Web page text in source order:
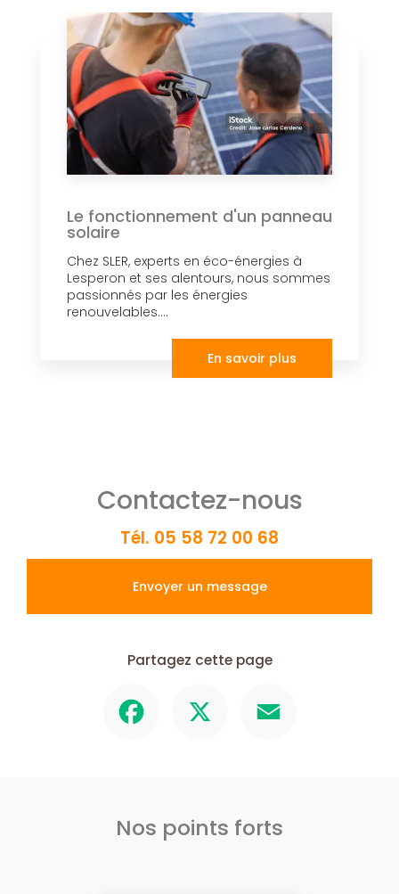
Le fonctionnement d'un panneau
solaire
Chez SLER, experts en éco-énergies à
Lesperon et ses alentours, nous sommes
passionnés par les énergies
renouvelables....
En savoir plus
Contactez-nous
Tél. 05 58 72 00 68
Envoyer un message
Partagez cette page
Nos points forts